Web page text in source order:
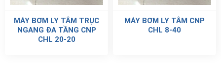
MÁY BƠM LY TÂM TRỤC
NGANG ĐA TẦNG CNP
CHL 20-20
MÁY BƠM LY TÂM CNP
CHL 8-40